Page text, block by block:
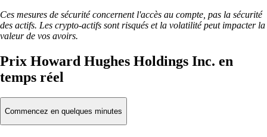
Ces mesures de sécurité concernent l'accès au compte, pas la sécurité
des actifs. Les crypto-actifs sont risqués et la volatilité peut impacter la
valeur de vos avoirs.
Prix Howard Hughes Holdings Inc. en
temps réel
Commencez en quelques minutes